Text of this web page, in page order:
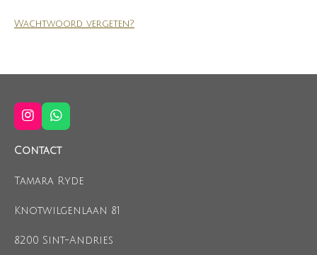
Wachtwoord vergeten?
I
s
g
a
W
a
A
p
Contact
Tamara Ryde
Knotwilgenlaan 81
8200 Sint-Andries